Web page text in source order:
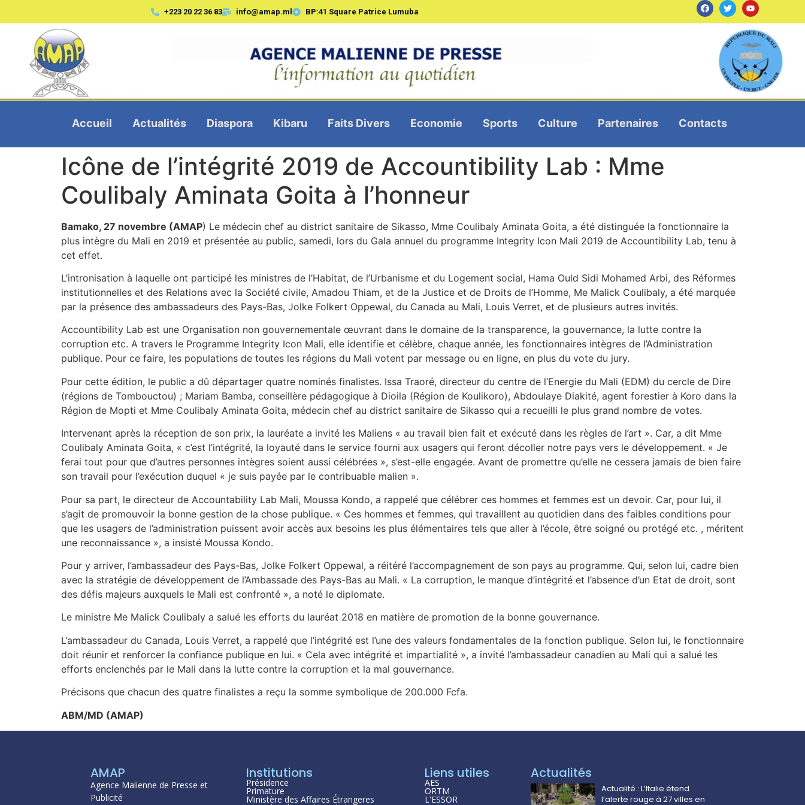
+223 20 22 36 83 info@amap.ml BP:41 Square Patrice Lumuba
Accueil Actualités Diaspora Kibaru Faits Divers Economie Sports Culture Partenaires Contacts
Icône de l’intégrité 2019 de Accountibility Lab : Mme
Coulibaly Aminata Goita à l’honneur
Bamako, 27 novembre (AMAP) Le médecin chef au district sanitaire de Sikasso, Mme Coulibaly Aminata Goita, a été distinguée la fonctionnaire la
plus intègre du Mali en 2019 et présentée au public, samedi, lors du Gala annuel du programme Integrity Icon Mali 2019 de Accountibility Lab, tenu à
cet effet.
L’intronisation à laquelle ont participé les ministres de l’Habitat, de l’Urbanisme et du Logement social, Hama Ould Sidi Mohamed Arbi, des Réformes
institutionnelles et des Relations avec la Société civile, Amadou Thiam, et de la Justice et de Droits de l’Homme, Me Malick Coulibaly, a été marquée
par la présence des ambassadeurs des Pays-Bas, Jolke Folkert Oppewal, du Canada au Mali, Louis Verret, et de plusieurs autres invités.
Accountibility Lab est une Organisation non gouvernementale œuvrant dans le domaine de la transparence, la gouvernance, la lutte contre la
corruption etc. A travers le Programme Integrity Icon Mali, elle identifie et célèbre, chaque année, les fonctionnaires intègres de l’Administration
publique. Pour ce faire, les populations de toutes les régions du Mali votent par message ou en ligne, en plus du vote du jury.
Pour cette édition, le public a dû départager quatre nominés finalistes. Issa Traoré, directeur du centre de l’Energie du Mali (EDM) du cercle de Dire
(régions de Tombouctou) ; Mariam Bamba, conseillère pédagogique à Dioila (Région de Koulikoro), Abdoulaye Diakité, agent forestier à Koro dans la
Région de Mopti et Mme Coulibaly Aminata Goita, médecin chef au district sanitaire de Sikasso qui a recueilli le plus grand nombre de votes.
Intervenant après la réception de son prix, la lauréate a invité les Maliens « au travail bien fait et exécuté dans les règles de l’art ». Car, a dit Mme
Coulibaly Aminata Goita, « c’est l’intégrité, la loyauté dans le service fourni aux usagers qui feront décoller notre pays vers le développement. « Je
ferai tout pour que d’autres personnes intègres soient aussi célébrées », s’est-elle engagée. Avant de promettre qu’elle ne cessera jamais de bien faire
son travail pour l’exécution duquel « je suis payée par le contribuable malien ».
Pour sa part, le directeur de Accountability Lab Mali, Moussa Kondo, a rappelé que célébrer ces hommes et femmes est un devoir. Car, pour lui, il
s’agit de promouvoir la bonne gestion de la chose publique. « Ces hommes et femmes, qui travaillent au quotidien dans des faibles conditions pour
que les usagers de l’administration puissent avoir accès aux besoins les plus élémentaires tels que aller à l’école, être soigné ou protégé etc. , méritent
une reconnaissance », a insisté Moussa Kondo.
Pour y arriver, l’ambassadeur des Pays-Bas, Jolke Folkert Oppewal, a réitéré l’accompagnement de son pays au programme. Qui, selon lui, cadre bien
avec la stratégie de développement de l’Ambassade des Pays-Bas au Mali. « La corruption, le manque d’intégrité et l’absence d’un Etat de droit, sont
des défis majeurs auxquels le Mali est confronté », a noté le diplomate.
Le ministre Me Malick Coulibaly a salué les efforts du lauréat 2018 en matière de promotion de la bonne gouvernance.
L’ambassadeur du Canada, Louis Verret, a rappelé que l’intégrité est l’une des valeurs fondamentales de la fonction publique. Selon lui, le fonctionnaire
doit réunir et renforcer la confiance publique en lui. « Cela avec intégrité et impartialité », a invité l’ambassadeur canadien au Mali qui a salué les
efforts enclenchés par le Mali dans la lutte contre la corruption et la mal gouvernance.
Précisons que chacun des quatre finalistes a reçu la somme symbolique de 200.000 Fcfa.
ABM/MD (AMAP)
AMAP
Agence Malienne de Presse et
Publicité
Institutions
Présidence
Primature
Ministère des Affaires Étrangeres
Liens utiles
AES
ORTM
L'ESSOR
Actualités
Actualité : L’Italie étend
l’alerte rouge à 27 villes en